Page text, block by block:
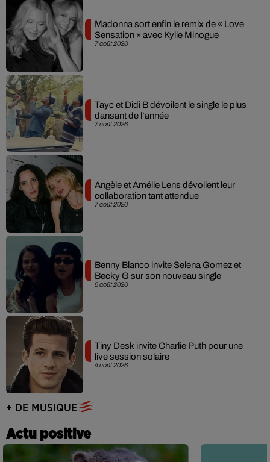
7 août 2026
Madonna sort enfin le remix de « Love
Sensation » avec Kylie Minogue
7 août 2026
Tayc et Didi B dévoilent le single le plus
dansant de l’année
7 août 2026
Angèle et Amélie Lens dévoilent leur
collaboration tant attendue
5 août 2026
Benny Blanco invite Selena Gomez et
Becky G sur son nouveau single
4 août 2026
Tiny Desk invite Charlie Puth pour une
live session solaire
+ DE MUSIQUE
Actu positive